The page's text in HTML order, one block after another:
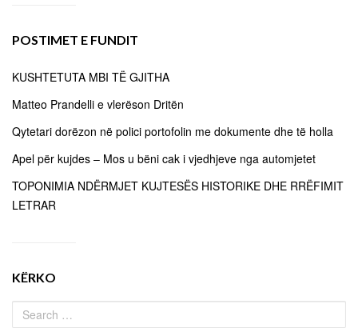
POSTIMET E FUNDIT
KUSHTETUTA MBI TË GJITHA
Matteo Prandelli e vlerëson Dritën
Qytetari dorëzon në polici portofolin me dokumente dhe të holla
Apel për kujdes – Mos u bëni cak i vjedhjeve nga automjetet
TOPONIMIA NDËRMJET KUJTESËS HISTORIKE DHE RRËFIMIT
LETRAR
KËRKO